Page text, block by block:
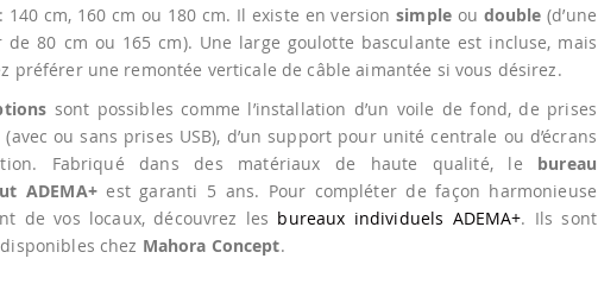
: 140 cm, 160 cm ou 180 cm. Il existe en versionsimple ou double (d’une
de 80 cm ou 165 cm). Une large goulotte basculante est incluse, mais
préférer une remontée verticale de câble aimantée si vous désirez.
sont possibles comme l’installation d’un voile de fond, de prises
ou sans prises USB), d’un support pour unité centrale ou d’écrans
Fabriqué dans des matériaux de haute qualité, le bureau
ADEMA+est garanti 5 ans. Pour compléter de façon harmonieuse
de vos locaux, découvrez les bureaux individuels ADEMA+. Ils sont
chez Mahora Concept.